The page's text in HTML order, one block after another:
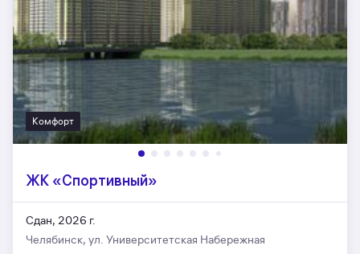
Комфорт
ЖК «Спортивный»
Сдан, 2026 г.
Челябинск, ул. Университетская Набережная